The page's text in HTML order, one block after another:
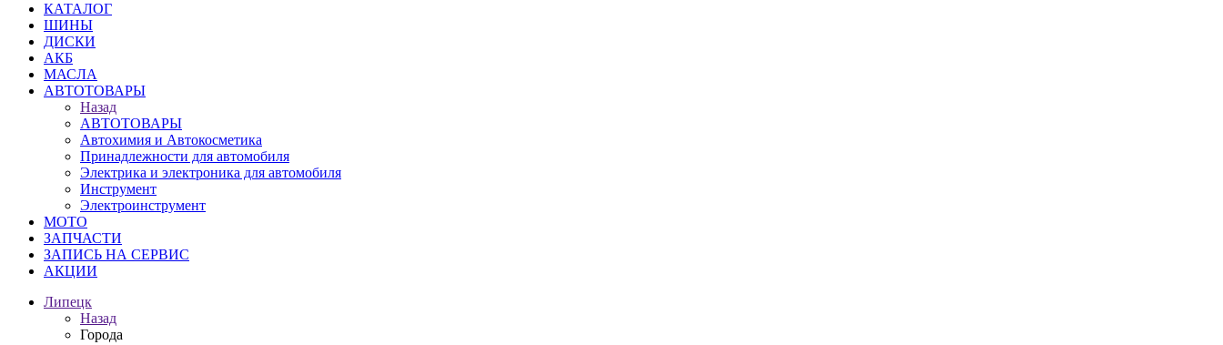
КАТАЛОГ
ШИНЫ
ДИСКИ
АКБ
МАСЛА
АВТОТОВАРЫ
Назад
АВТОТОВАРЫ
Автохимия и Автокосметика
Принадлежности для автомобиля
Электрика и электроника для автомобиля
Инструмент
Электроинструмент
МОТО
ЗАПЧАСТИ
ЗАПИСЬ НА СЕРВИС
АКЦИИ
Липецк
Назад
Города